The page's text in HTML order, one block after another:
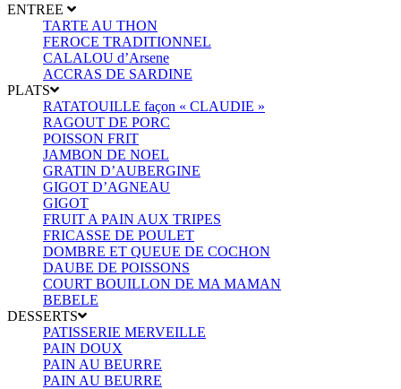
ENTREE
TARTE AU THON
FEROCE TRADITIONNEL
CALALOU d’Arsene
ACCRAS DE SARDINE
PLATS
RATATOUILLE façon « CLAUDIE »
RAGOUT DE PORC
POISSON FRIT
JAMBON DE NOEL
GRATIN D’AUBERGINE
GIGOT D’AGNEAU
GIGOT
FRUIT A PAIN AUX TRIPES
FRICASSE DE POULET
DOMBRE ET QUEUE DE COCHON
DAUBE DE POISSONS
COURT BOUILLON DE MA MAMAN
BEBELE
DESSERTS
PATISSERIE MERVEILLE
PAIN DOUX
PAIN AU BEURRE
PAIN AU BEURRE